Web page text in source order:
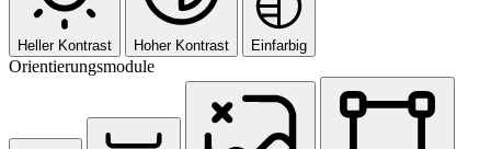
Heller Kontrast Hoher Kontrast Einfarbig
Orientierungsmodule